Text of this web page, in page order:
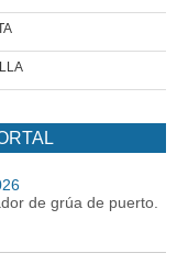
de grúa de puerto.